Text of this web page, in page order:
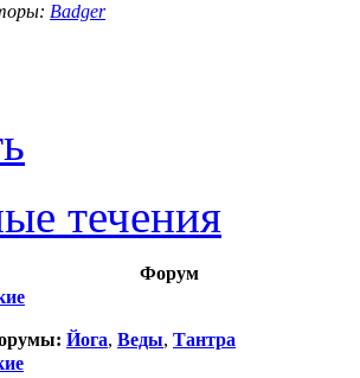
Badger
течения
Форум
Йога, Веды, Тантра